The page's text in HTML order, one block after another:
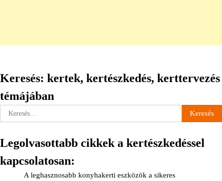
Keresés: kertek, kertészkedés, kerttervezés
témájában
Keresés:
Legolvasottabb cikkek a kertészkedéssel
kapcsolatosan:
A leghasznosabb konyhakerti eszközök a sikeres